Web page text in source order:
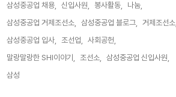
삼성중공업 채용,
신입사원, 봉사활동,
나눔,
삼성중공업 거제조선소,
삼성중공업 블로그,
거제조선소,
삼성중공업 입사,
조선업,
사회공헌,
말랑말랑한 SHI이야기,
조선소,
삼성중공업 신입사원,
삼성,